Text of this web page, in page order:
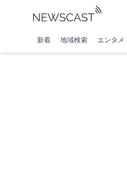
新着 地域検索 エンタメ